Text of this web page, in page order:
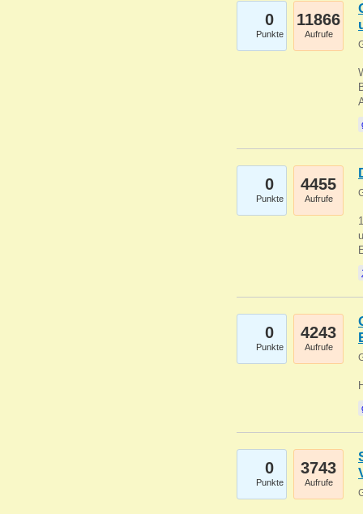
0
Punkte
11866
Aufrufe
0
Punkte
4455
Aufrufe
0
Punkte
4243
Aufrufe
0
Punkte
3743
Aufrufe